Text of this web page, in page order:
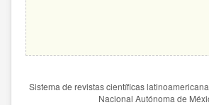
Sistema de revistas científicas
Nacional Autónoma de